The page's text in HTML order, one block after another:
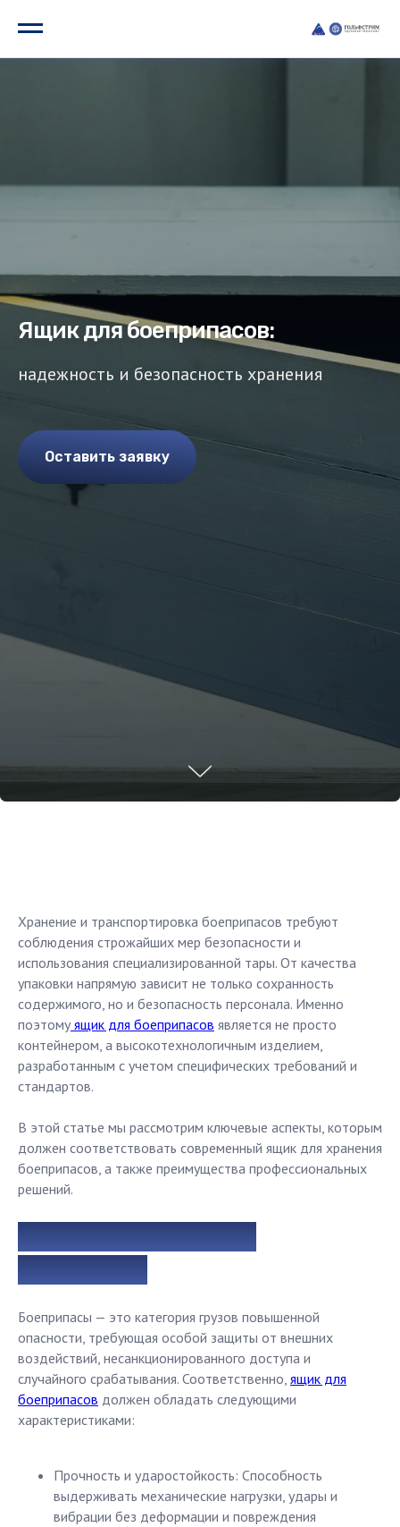
Ящик для боеприпасов:
надежность и безопасность хранения
Оставить заявку
Хранение и транспортировка боеприпасов требуют
соблюдения строжайших мер безопасности и
использования специализированной тары. От качества
упаковки напрямую зависит не только сохранность
содержимого, но и безопасность персонала. Именно
поэтому ящик для боеприпасов является не просто
контейнером, а высокотехнологичным изделием,
разработанным с учетом специфических требований и
стандартов.
В этой статье мы рассмотрим ключевые аспекты, которым
должен соответствовать современный ящик для хранения
боеприпасов, а также преимущества профессиональных
решений.
Специфика ящиков для
боеприпасов
Боеприпасы — это категория грузов повышенной
опасности, требующая особой защиты от внешних
воздействий, несанкционированного доступа и
случайного срабатывания. Соответственно, ящик для
боеприпасов должен обладать следующими
характеристиками:
Прочность и ударостойкость: Способность
выдерживать механические нагрузки, удары и
вибрации без деформации и повреждения